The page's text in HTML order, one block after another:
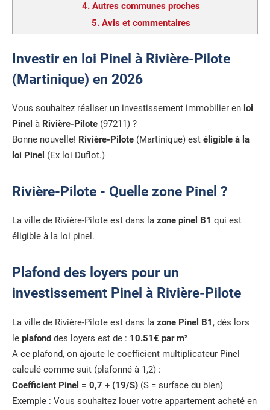
4. Autres communes proches
5. Avis et commentaires
Investir en loi Pinel à Rivière-Pilote
(Martinique) en 2026
Vous souhaitez réaliser un investissement immobilier en loi
Pinel à Rivière-Pilote (97211) ?
Bonne nouvelle! Rivière-Pilote (Martinique) est éligible à la
loi Pinel (Ex loi Duflot.)
Rivière-Pilote - Quelle zone Pinel ?
La ville de Rivière-Pilote est dans la zone pinel B1 qui est
éligible à la loi pinel.
Plafond des loyers pour un
investissement Pinel à Rivière-Pilote
La ville de Rivière-Pilote est dans la zone Pinel B1 , dès lors
le plafond des loyers est de : 10.51€ par m²
A ce plafond, on ajoute le coefficient multiplicateur Pinel
calculé comme suit (plafonné à 1,2) :
Coefficient Pinel = 0,7 + (19/S) (S = surface du bien)
Exemple : Vous souhaitez louer votre appartement acheté en